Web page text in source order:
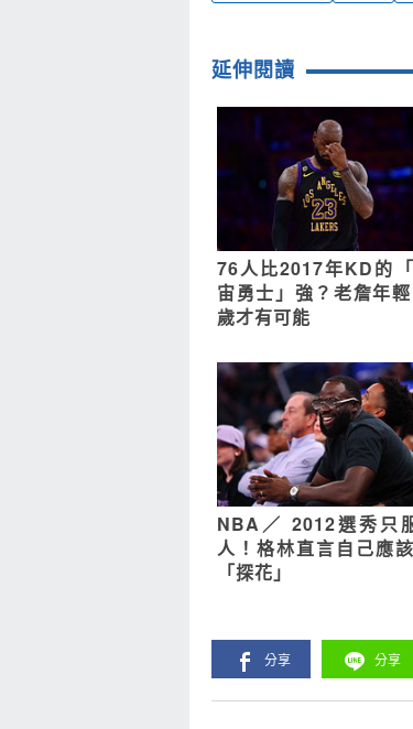
延伸閱讀
76人比2017年KD的
宙勇士」強？老詹年
歲才有可能
NBA／ 2012選秀只
人！格林直言自己應
「探花」
分享 分享